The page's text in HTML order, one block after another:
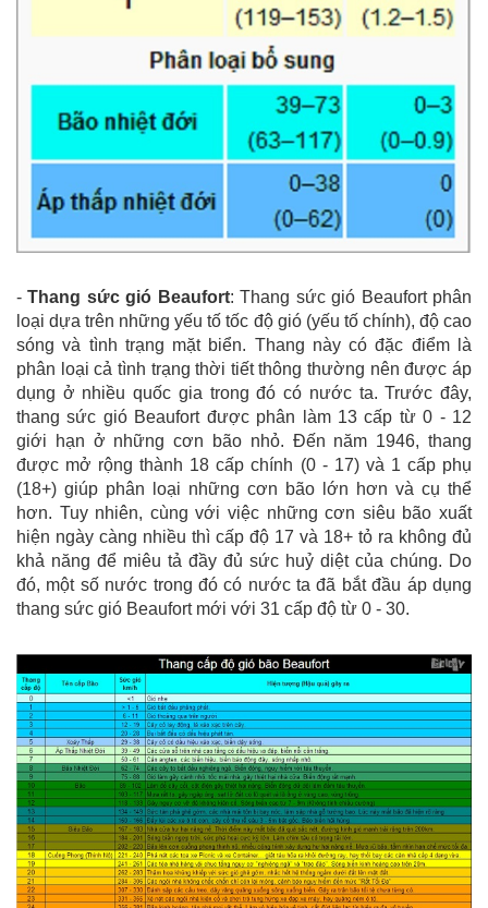
-Thang sức gió Beaufort: Thang sức gió Beaufort phân
loại dựa trên những yếu tố tốc độ gió (yếu tố chính), độ cao
sóng và tình trạng mặt biển. Thang này có đặc điểm là
phân loại cả tình trạng thời tiết thông thường nên được áp
dụng ở nhiều quốc gia trong đó có nước ta. Trước đây,
thang sức gió Beaufort được phân làm 13 cấp từ 0 - 12
giới hạn ở những cơn bão nhỏ. Đến năm 1946, thang
được mở rộng thành 18 cấp chính (0 - 17) và 1 cấp phụ
(18+) giúp phân loại những cơn bão lớn hơn và cụ thể
hơn. Tuy nhiên, cùng với việc những cơn siêu bão xuất
hiện ngày càng nhiều thì cấp độ 17 và 18+ tỏ ra không đủ
khả năng để miêu tả đầy đủ sức huỷ diệt của chúng. Do
đó, một số nước trong đó có nước ta đã bắt đầu áp dụng
thang sức gió Beaufort mới với 31 cấp độ từ 0 - 30.